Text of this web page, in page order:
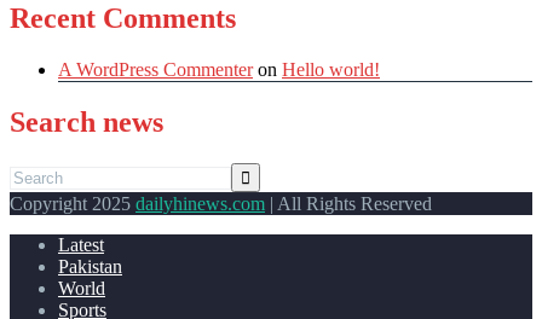
Recent Comments
A WordPress Commenteron Hello world!
Search news
Copyright 2025 dailyhinews.com | All Rights Reserved
Latest
Pakistan
World
Sports